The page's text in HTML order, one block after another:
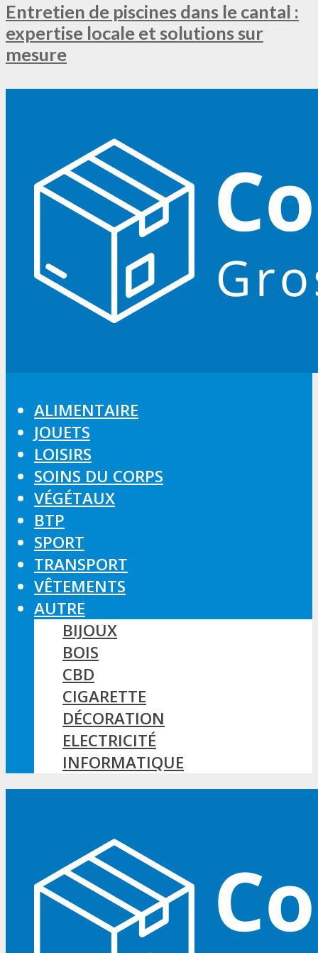
Entretien de piscines dans le cantal :
expertise locale et solutions sur
mesure
ALIMENTAIRE
JOUETS
LOISIRS
SOINS DU CORPS
VÉGÉTAUX
BTP
SPORT
TRANSPORT
VÊTEMENTS
AUTRE
BIJOUX
BOIS
CBD
CIGARETTE
DÉCORATION
ELECTRICITÉ
INFORMATIQUE